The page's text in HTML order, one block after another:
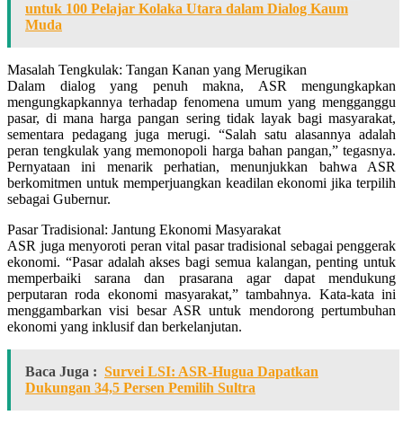
untuk 100 Pelajar Kolaka Utara dalam Dialog Kaum
Muda
Masalah Tengkulak: Tangan Kanan yang Merugikan
Dalam dialog yang penuh makna, ASR mengungkapkan
mengungkapkannya terhadap fenomena umum yang mengganggu
pasar, di mana harga pangan sering tidak layak bagi masyarakat,
sementara pedagang juga merugi. “Salah satu alasannya adalah
peran tengkulak yang memonopoli harga bahan pangan,” tegasnya.
Pernyataan ini menarik perhatian, menunjukkan bahwa ASR
berkomitmen untuk memperjuangkan keadilan ekonomi jika terpilih
sebagai Gubernur.
Pasar Tradisional: Jantung Ekonomi Masyarakat
ASR juga menyoroti peran vital pasar tradisional sebagai penggerak
ekonomi. “Pasar adalah akses bagi semua kalangan, penting untuk
memperbaiki sarana dan prasarana agar dapat mendukung
perputaran roda ekonomi masyarakat,” tambahnya. Kata-kata ini
menggambarkan visi besar ASR untuk mendorong pertumbuhan
ekonomi yang inklusif dan berkelanjutan.
Baca Juga : Survei LSI: ASR-Hugua Dapatkan
Dukungan 34,5 Persen Pemilih Sultra